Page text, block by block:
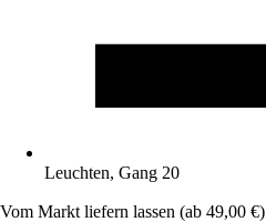
Leuchten, Gang 20
Vom Markt liefern lassen (ab 49,00 €)